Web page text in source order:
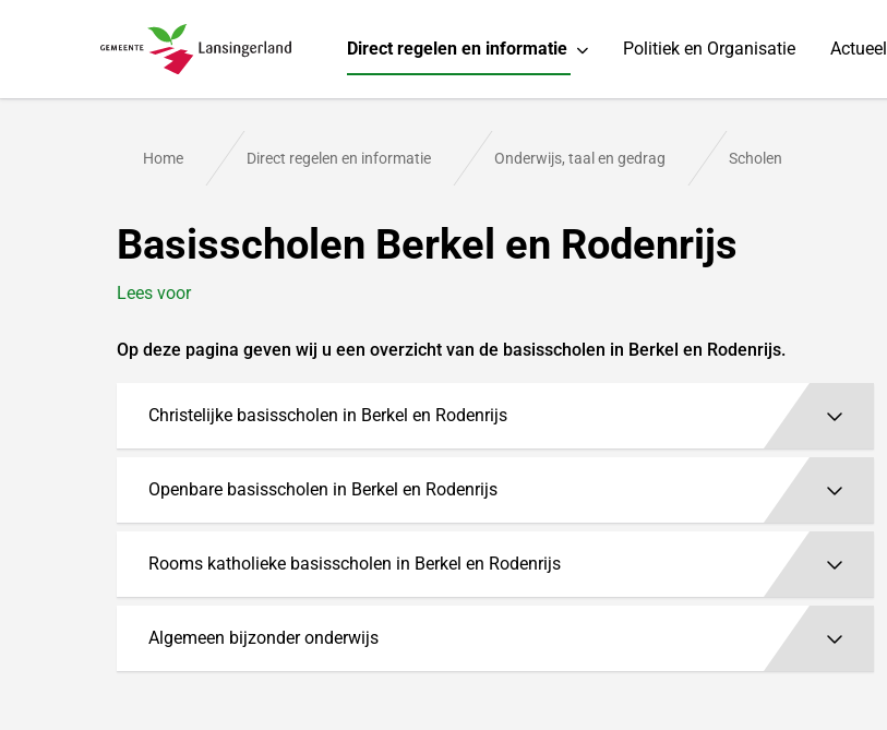
Direct regelen en informatie Politiek en Organisatie Actueel
Home Direct regelen en informatie Onderwijs, taal en gedrag Scholen
Basisscholen Berkel en Rodenrijs
Lees voor
Op deze pagina geven wij u een overzicht van de basisscholen in Berkel en Rodenrijs.
Christelijke basisscholen in Berkel en Rodenrijs
Openbare basisscholen in Berkel en Rodenrijs
Rooms katholieke basisscholen in Berkel en Rodenrijs
Algemeen bijzonder onderwijs